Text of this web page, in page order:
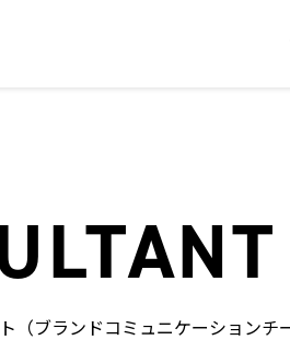
（ブランドコミュニケーションチ